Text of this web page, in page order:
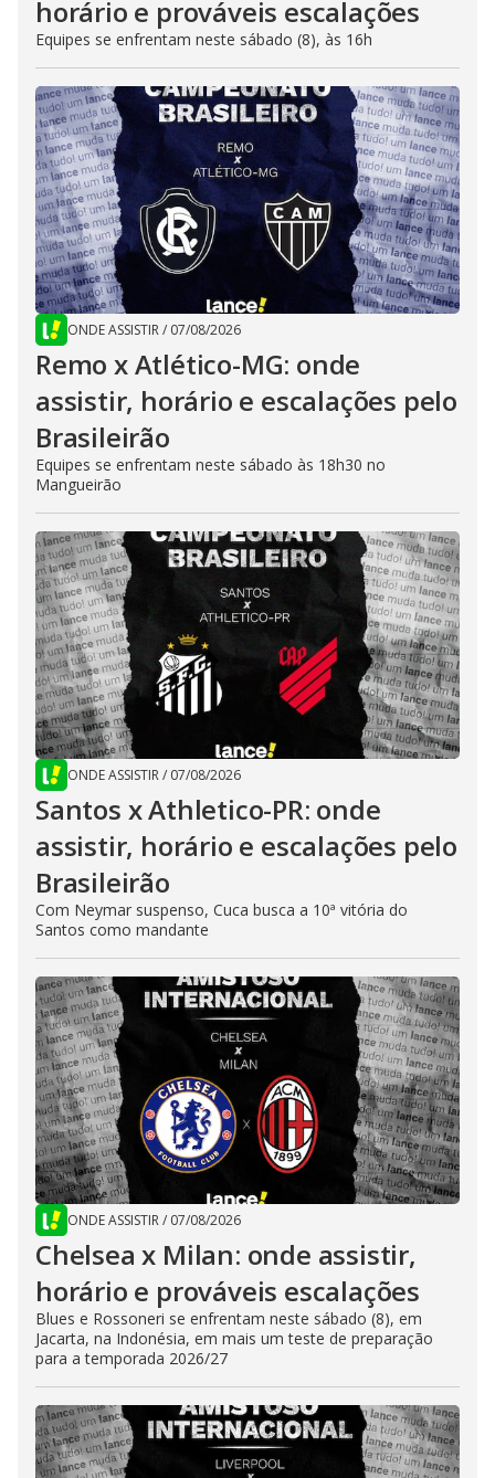
horário e prováveis escalações
Equipes se enfrentam neste sábado (8), às 16h
ONDE ASSISTIR/ 07/08/2026
Remo x Atlético-MG: onde
assistir, horário e escalações pelo
Brasileirão
Equipes se enfrentam neste sábado às 18h30 no
Mangueirão
ONDE ASSISTIR/ 07/08/2026
Santos x Athletico-PR: onde
assistir, horário e escalações pelo
Brasileirão
Com Neymar suspenso, Cuca busca a 10ª vitória do
Santos como mandante
ONDE ASSISTIR/ 07/08/2026
Chelsea x Milan: onde assistir,
horário e prováveis escalações
Blues e Rossoneri se enfrentam neste sábado (8), em
Jacarta, na Indonésia, em mais um teste de preparação
para a temporada 2026/27